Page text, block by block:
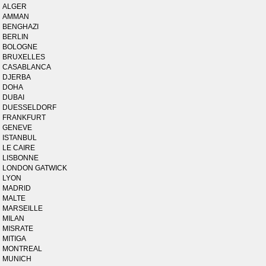
ALGER
AMMAN
BENGHAZI
BERLIN
BOLOGNE
BRUXELLES
CASABLANCA
DJERBA
DOHA
DUBAI
DUESSELDORF
FRANKFURT
GENEVE
ISTANBUL
LE CAIRE
LISBONNE
LONDON GATWICK
LYON
MADRID
MALTE
MARSEILLE
MILAN
MISRATE
MITIGA
MONTREAL
MUNICH